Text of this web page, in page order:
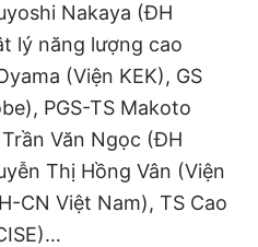
Hải Thành
BTTTT cấp ngày 24.3.2020
về Báo Thanh Niên. Cấm sao
có sự chấp thuận bằng văn
JSC.
Nakaya (ĐH
lý năng lượng cao
(Viện KEK), GS
PGS-TS Makoto
Văn Ngọc (ĐH
Thị Hồng Vân (Viện
CN Việt Nam), TS Cao